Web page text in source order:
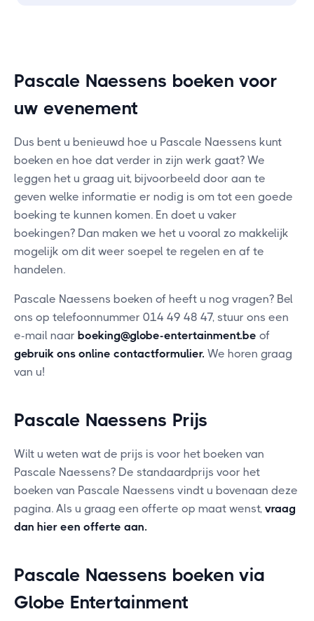
Pascale Naessens boeken voor
uw evenement
Dus bent u benieuwd hoe u Pascale Naessens kunt
boeken en hoe dat verder in zijn werk gaat? We
leggen het u graag uit, bijvoorbeeld door aan te
geven welke informatie er nodig is om tot een goede
boeking te kunnen komen. En doet u vaker
boekingen? Dan maken we het u vooral zo makkelijk
mogelijk om dit weer soepel te regelen en af te
handelen.
Pascale Naessens boeken of heeft u nog vragen? Bel
ons op telefoonnummer 014 49 48 47, stuur ons een
e-mail naar boeking@globe-entertainment.be of
gebruik ons online contactformulier. We horen graag
van u!
Pascale Naessens Prijs
Wilt u weten wat de prijs is voor het boeken van
Pascale Naessens? De standaardprijs voor het
boeken van Pascale Naessens vindt u bovenaan deze
pagina. Als u graag een offerte op maat wenst, vraag
dan hier een offerte aan.
Pascale Naessens boeken via
Globe Entertainment